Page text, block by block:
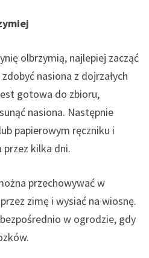
olbrzymią, najlepiej zacząć
nasiona z dojrzałych
gotowa do zbioru,
nasiona. Następnie
papierowym ręczniku i
kilka dni.
przechowywać w
zimę i wysiać na wiosnę.
w ogrodzie, gdy